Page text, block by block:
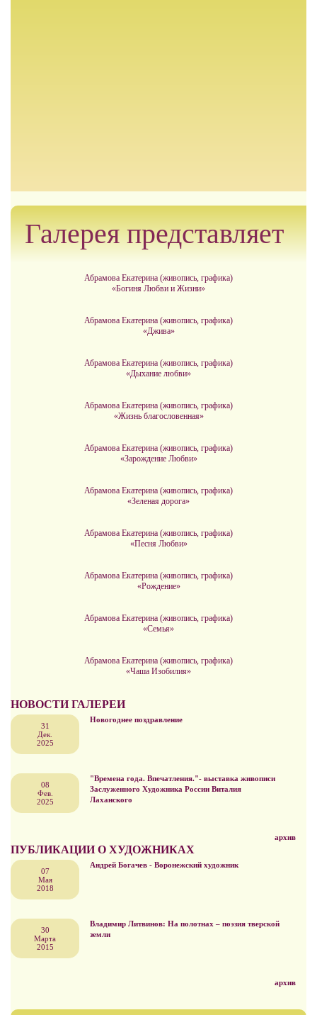
Галерея представляет
Абрамова Екатерина (живопись, графика)
«Богиня Любви и Жизни»
Абрамова Екатерина (живопись, графика)
«Джива»
Абрамова Екатерина (живопись, графика)
«Дыхание любви»
Абрамова Екатерина (живопись, графика)
«Жизнь благословенная»
Абрамова Екатерина (живопись, графика)
«Зарождение Любви»
Абрамова Екатерина (живопись, графика)
«Зеленая дорога»
Абрамова Екатерина (живопись, графика)
«Песня Любви»
Абрамова Екатерина (живопись, графика)
«Рождение»
Абрамова Екатерина (живопись, графика)
«Семья»
Абрамова Екатерина (живопись, графика)
«Чаша Изобилия»
НОВОСТИ ГАЛЕРЕИ
31
Дек.
2025
Новогоднее поздравление
08
Фев.
2025
"Времена года. Впечатления."- выставка живописи
Заслуженного Художника России Виталия
Лаханского
архив
ПУБЛИКАЦИИ О ХУДОЖНИКАХ
07
Мая
2018
Андрей Богачев - Воронежский художник
30
Марта
2015
Владимир Литвинов: На полотнах – поэзия тверской
земли
архив